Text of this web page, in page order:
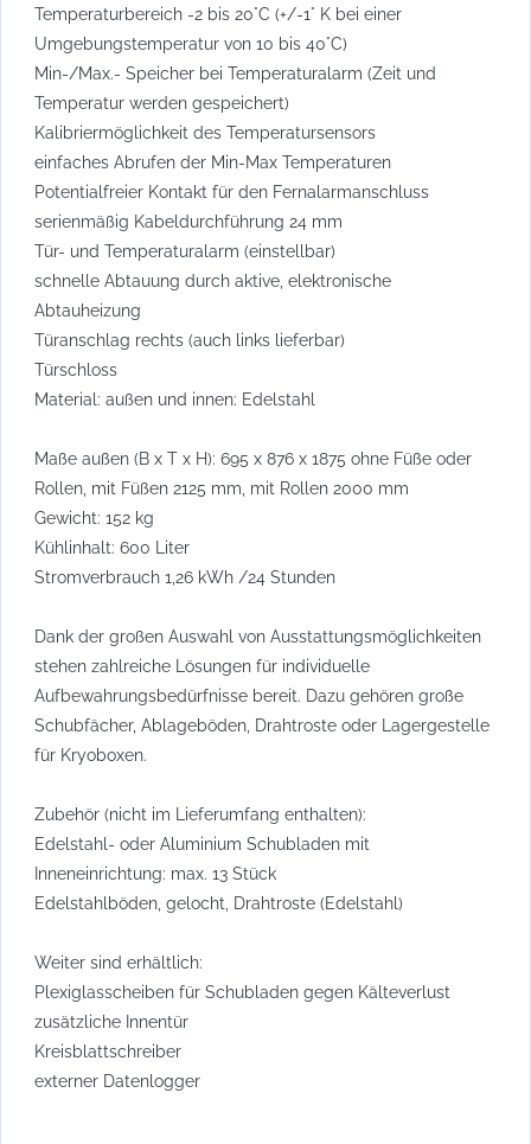
Temperaturbereich -2 bis 20°C (+/-1° K bei einer
Umgebungstemperatur von 10 bis 40°C)
Min-/Max.- Speicher bei Temperaturalarm (Zeit und
Temperatur werden gespeichert)
Kalibriermöglichkeit des Temperatursensors
einfaches Abrufen der Min-Max Temperaturen
Potentialfreier Kontakt für den Fernalarmanschluss
serienmäßig Kabeldurchführung 24 mm
Tür- und Temperaturalarm (einstellbar)
schnelle Abtauung durch aktive, elektronische
Abtauheizung
Türanschlag rechts (auch links lieferbar)
Türschloss
Material: außen und innen: Edelstahl
Maße außen (B x T x H): 695 x 876 x 1875 ohne Füße oder
Rollen, mit Füßen 2125 mm, mit Rollen 2000 mm
Gewicht: 152 kg
Kühlinhalt: 600 Liter
Stromverbrauch 1,26 kWh /24 Stunden
Dank der großen Auswahl von Ausstattungsmöglichkeiten
stehen zahlreiche Lösungen für individuelle
Aufbewahrungsbedürfnisse bereit. Dazu gehören große
Schubfächer, Ablageböden, Drahtroste oder Lagergestelle
für Kryoboxen.
Zubehör (nicht im Lieferumfang enthalten):
Edelstahl- oder Aluminium Schubladen mit
Inneneinrichtung: max. 13 Stück
Edelstahlböden, gelocht, Drahtroste (Edelstahl)
Weiter sind erhältlich:
Plexiglasscheiben für Schubladen gegen Kälteverlust
zusätzliche Innentür
Kreisblattschreiber
externer Datenlogger